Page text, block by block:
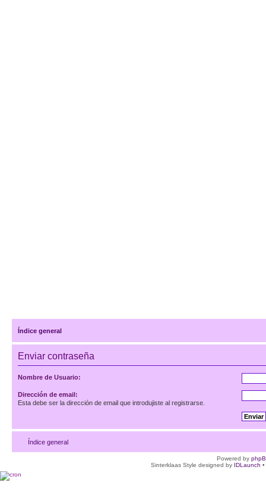
Índice general
Enviar contraseña
Nombre de Usuario:
Dirección de email:
Esta debe ser la dirección de email que introdujiste al registrarse.
Índice general
Powered by
Sinterklaas Style designed by IDLaunch